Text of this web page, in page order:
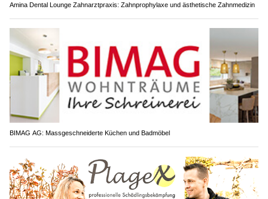
Amina Dental Lounge Zahnarztpraxis: Zahnprophylaxe und ästhetische Zahnmedizin
BIMAG AG: Massgeschneiderte Küchen und Badmöbel